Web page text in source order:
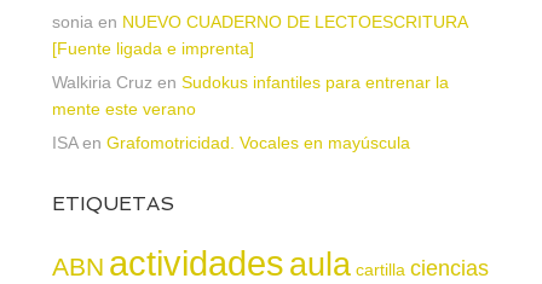
sonia en NUEVO CUADERNO DE LECTOESCRITURA
[Fuente ligada e imprenta]
Walkiria Cruz en Sudokus infantiles para entrenar la
mente este verano
ISAen Grafomotricidad. Vocales en mayúscula
ETIQUETAS
ABN actividadesaula cartilla ciencias